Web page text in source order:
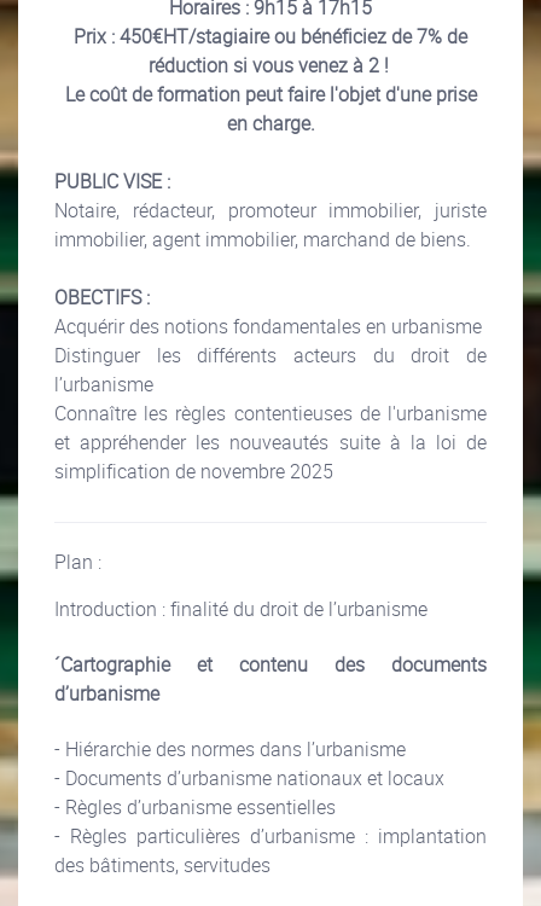
Horaires : 9h15 à 17h15
Prix : 450€HT/stagiaire ou bénéficiez de 7% de
réduction si vous venez à 2 !
Le coût de formation peut faire l'objet d'une prise
en charge.
PUBLIC VISE :
Notaire, rédacteur, promoteur immobilier, juriste
immobilier, agent immobilier, marchand de biens.
OBECTIFS :
Acquérir des notions fondamentales en urbanisme
Distinguer les différents acteurs du droit de
l’urbanisme
Connaître les règles contentieuses de l'urbanisme
et appréhender les nouveautés suite à la loi de
simplification de novembre 2025
Plan :
Introduction : finalité du droit de l’urbanisme
´Cartographie et contenu des documents
d’urbanisme
- Hiérarchie des normes dans l’urbanisme
- Documents d’urbanisme nationaux et locaux
- Règles d’urbanisme essentielles
- Règles particulières d’urbanisme : implantation
des bâtiments, servitudes